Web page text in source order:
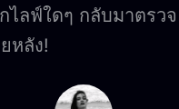
ไลฟ์ใดๆ กลับมาตรวจ
หลัง!